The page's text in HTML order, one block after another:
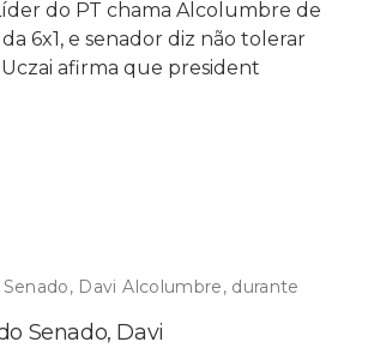
Davi Alcolumbre, durante
Senado, Davi